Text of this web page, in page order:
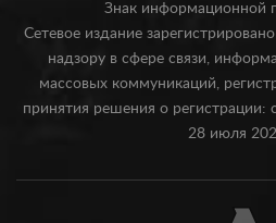
Знак информационной
Сетевое издание
надзору в сфере связи,
массовых коммуникаций,
принятия решения о
28 июля